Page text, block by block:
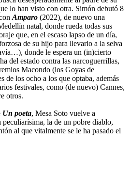
lo han visto con otra. Simón debutó 8
Amparo (2022), de nuevo una
natal, donde rueda todas sus
que, en el escaso lapso de un día,
de su hijo para llevarlo a la selva
donde le espera un (in)cierto
del estado contra las narcoguerrillas,
Macondo (los Goyas de
de los ocho a los que optaba, además
festivales, como (de nuevo) Cannes,
otros.
Un poeta, Mesa Soto vuelve a
peculiarísima, la de un pobre diablo,
al que vitalmente se le ha pasado el